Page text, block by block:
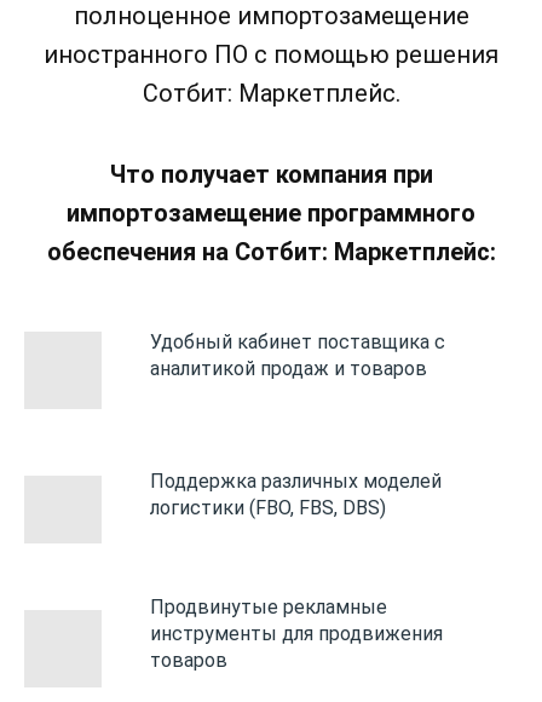
полноценное импортозамещение
иностранного ПО с помощью решения
Сотбит: Маркетплейс.
Что получает компания при
импортозамещение программного
обеспечения на Сотбит: Маркетплейс:
Удобный кабинет поставщика с
аналитикой продаж и товаров
Поддержка различных моделей
логистики (FBO, FBS, DBS)
Продвинутые рекламные
инструменты для продвижения
товаров